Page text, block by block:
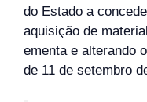
do Estado a
aquisição de
ementa e alterando
de 11 de setembro